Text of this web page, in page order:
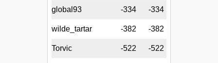
global93 -334 -334
wilde_tartar -382 -382
Torvic -522 -522